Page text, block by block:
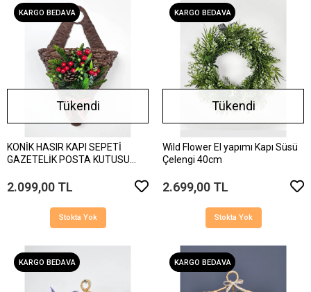
KARGO BEDAVA
Tükendi
KONİK HASIR KAPI SEPETİ
GAZETELİK POSTA KUTUSU
2.099,00 TL
Stokta Yok
KARGO BEDAVA
Tükendi
Wild Flower El yapımı Kapı Süsü
Çelengi 40cm
2.699,00 TL
Stokta Yok
KARGO BEDAVA KARGO BEDAVA